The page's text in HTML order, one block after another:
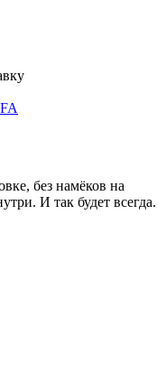
без намёков на
И так будет всегда.